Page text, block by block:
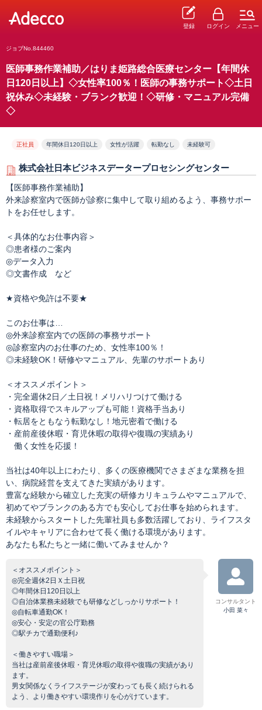
登録 ログイン メニュー
ジョブNo.844460
医師事務作業補助／はりま姫路総合医療センター【年間休
日120日以上】◇女性率100％！医師の事務サポート◇土日
祝休み◇未経験・ブランク歓迎！◇研修・マニュアル完備
◇
正社員 年間休日120日以上 女性が活躍 転勤なし 未経験可
株式会社日本ビジネスデータープロセシングセンター
【医師事務作業補助】
外来診察室内で医師が診察に集中して取り組めるよう、事務サポー
トをお任せします。
＜具体的なお仕事内容＞
◎患者様のご案内
◎データ入力
◎文書作成 など
★資格や免許は不要★
このお仕事は…
◎外来診察室内での医師の事務サポート
◎診察室内のお仕事のため、女性率100％！
◎未経験OK！研修やマニュアル、先輩のサポートあり
＜オススメポイント＞
・完全週休2日／土日祝！メリハリつけて働ける
・資格取得でスキルアップも可能！資格手当あり
・転居をともなう転勤なし！地元密着で働ける
・産前産後休暇・育児休暇の取得や復職の実績あり
働く女性を応援！
当社は40年以上にわたり、多くの医療機関でさまざまな業務を担
い、病院経営を支えてきた実績があります。
豊富な経験から確立した充実の研修カリキュラムやマニュアルで、
初めてやブランクのある方でも安心してお仕事を始められます。
未経験からスタートした先輩社員も多数活躍しており、ライフスタ
イルやキャリアに合わせて長く働ける環境があります。
あなたも私たちと一緒に働いてみませんか？
＜オススメポイント＞
◎完全週休2日Ｘ土日祝
◎年間休日120日以上
◎自治体業務未経験でも研修などしっかりサポート！
◎自転車通勤OK！
◎安心・安定の官公庁勤務
◎駅チカで通勤便利♪
＜働きやすい職場＞
当社は産前産後休暇・育児休暇の取得や復職の実績があり
ます。
男女関係なくライフステージが変わっても長く続けられる
よう、より働きやすい環境作りを心がけています。
コンサルタント
小田 菜々